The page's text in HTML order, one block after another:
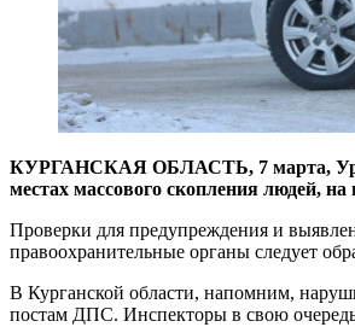
КУРГАНСКАЯ ОБЛАСТЬ, 7 марта,
местах массового скопления людей,
Проверки для предупреждения и
правоохранительные органы следует
В Курганской области, напомним,
постам ДПС. Инспекторы в свою